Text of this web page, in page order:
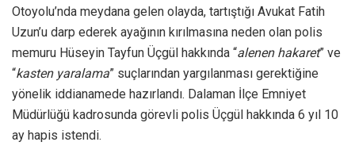
Otoyolu’nda meydana gelen olayda, tartıştığı Avukat Fatih
Uzun’u darp ederek ayağının kırılmasına neden olan polis
memuru Hüseyin Tayfun Üçgül hakkında “alenen hakaret” ve
“kasten yaralama” suçlarından yargılanması gerektiğine
yönelik iddianamede hazırlandı. Dalaman İlçe Emniyet
Müdürlüğü kadrosunda görevli polis Üçgül hakkında 6 yıl 10
ay hapis istendi.